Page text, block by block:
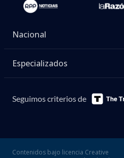
Nacional
Especializados
Seguimos criterios de
Contenidos bajo licencia Creative